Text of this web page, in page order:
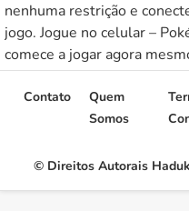
nenhuma restrição e
jogo. Jogue no celular –
comece a jogar agora
6 no seu celular e com um
Então, veja […]
© Direitos Autorais
Contato
Quem
Somos